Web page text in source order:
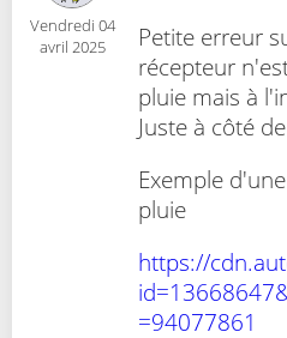
Vendredi 04
avril 2025
Petite erreur
récepteur
pluie mais à
Juste à côté
Exemple
pluie
https://
=94077861